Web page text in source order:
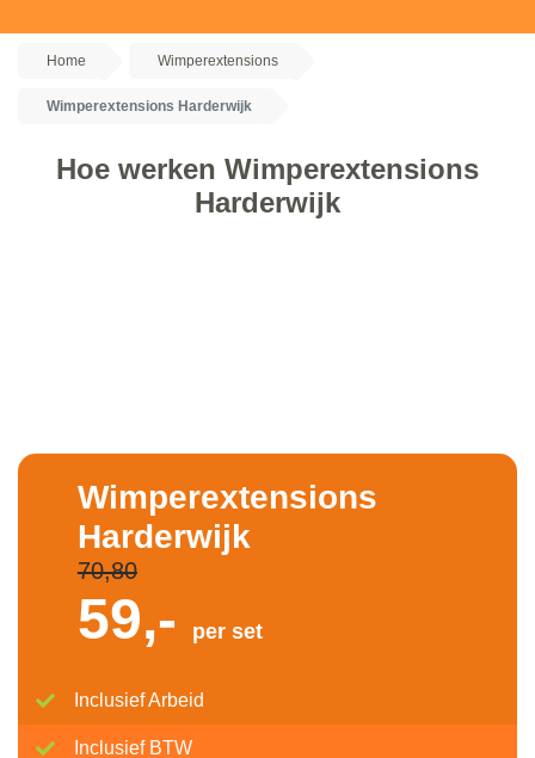
Home Wimperextensions
Wimperextensions Harderwijk
Hoe werken Wimperextensions
Harderwijk
Wimperextensions
Harderwijk
70,80
59,- per set
Inclusief Arbeid
Inclusief BTW